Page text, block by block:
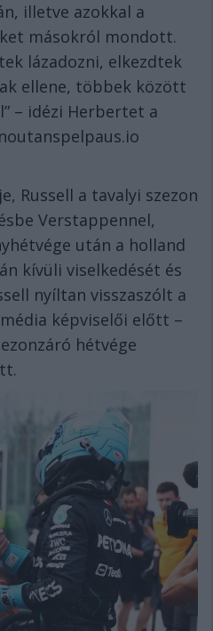
illetve azokkal a
másokról mondott.
lázadozni, elkezdtek
ellene, többek között
– idézi Herbertet a
Russell a tavalyi szezon
Verstappennel,
után a holland
kívüli viselkedését és
nyíltan visszaszólt a
képviselői előtt –
hétvége